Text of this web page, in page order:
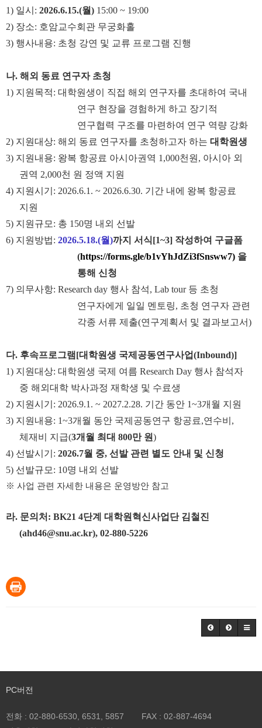
1) 일시 : 2026.6.15.(월) 15:00 ~ 19:00
2) 장소: 호암교수회관 무궁화홀
3) 행사내용: 초청 강연 및 교류 프로그램 진행
나. 해외 동료 연구자 초청
1) 지원목적: 대학원생이 직접 해외 연구자를 초대하여 국내
연구 현장을 경험하게 하고 장기적
연구협력 구조를 마련하여 연구 역량 강화
2) 지원대상: 해외 동료 연구자를 초청하고자 하는 대학원생
3) 지원내용: 왕복 항공료 아시아권역 1,000천원 , 아시아 외
권역 2,000천 원 정액 지원
4) 지원시기 : 2026.6.1. ~ 2026.6.30. 기간 내에 왕복 항공료
지원
5) 지원규모 : 총 150명 내외 선발
6) 지원방법: 2026.5.18.(월)까지 서식[1~3] 작성하여 구글폼
(https://forms.gle/b1vYhJdZi3fSnsww7) 을
통해 신청
7) 의무사항: Research day 행사 참석, Lab tour 등 초청
연구자에게 일일 멘토링, 초청 연구자 관련
각종 서류 제출(연구계획서 및 결과보고서)
다. 후속프로그램 [대학원생 국제공동연구사업(Inbound)]
1) 지원대상: 대학원생 국제 여름 Research Day 행사 참석자
중 해외대학 박사과정 재학생 및 수료생
2) 지원시기 : 2026.9.1. ~ 2027.2.28. 기간 동안 1~3개월 지원
3) 지원내용: 1~3개월 동안 국제공동연구 항공료,연수비 ,
체재비 지급(3개월 최대 800만 원)
4) 선발시기 : 2026.7월 중, 선발 관련 별도 안내 및 신청
5) 선발규모 : 10명 내외 선발
※ 사업 관련 자세한 내용은 운영방안 참고
라. 문의처 : BK21 4단계 대학원혁신사업단 김철진
(ahd46@snu.ac.kr), 02-880-5226
PC버전
전화 : 02-880-6530, 6531, 5857 FAX : 02-887-4694